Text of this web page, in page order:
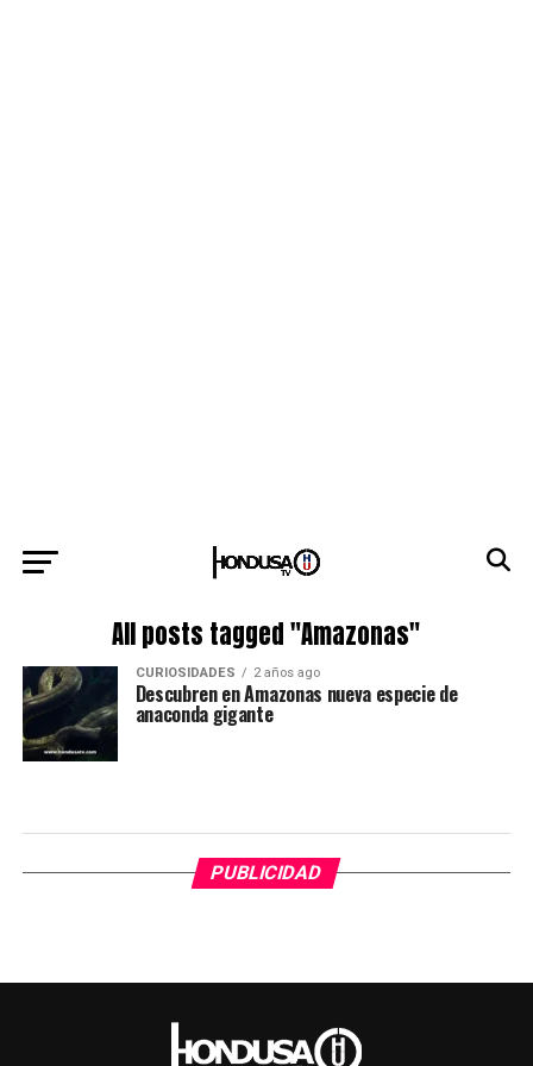
All posts tagged "Amazonas"
CURIOSIDADES 2 años ago
Descubren en Amazonas nueva especie de
anaconda gigante
PUBLICIDAD